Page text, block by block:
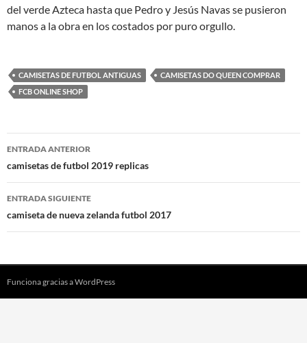
del verde Azteca hasta que Pedro y Jesús Navas se pusieron
manos a la obra en los costados por puro orgullo.
CAMISETAS DE FUTBOL ANTIGUAS
CAMISETAS DO QUEEN COMPRAR
FCB ONLINE SHOP
Navegación
de
entradas
ENTRADA ANTERIOR
camisetas de futbol 2019 replicas
ENTRADA SIGUIENTE
camiseta de nueva zelanda futbol 2017
Funciona gracias a WordPress